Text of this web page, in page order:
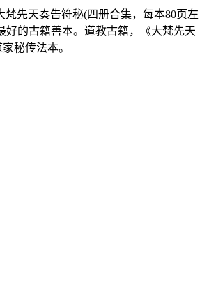
梵先天奏告符秘(四册合集，每本80页左
好的古籍善本。道教古籍，《大梵先天
秘传法本。